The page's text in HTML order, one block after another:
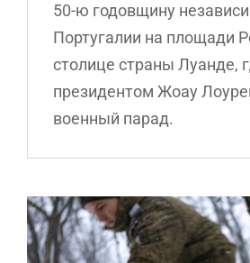
50-ю годовщину
Португалии на площади
столице страны Луанде,
президентом Жоау
военный парад.